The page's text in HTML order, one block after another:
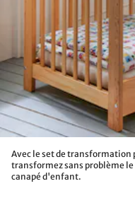
Avec le set de transformation
transformez sans problème le
canapé d'enfant.